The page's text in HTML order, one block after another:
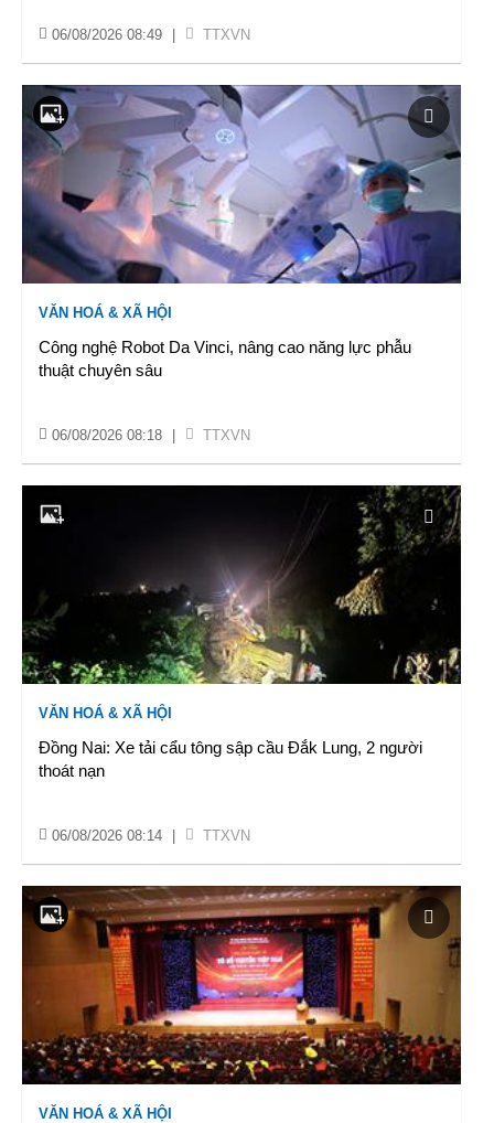
06/08/2026 08:49 TTXVN
VĂN HOÁ & XÃ HỘI
Công nghệ Robot Da Vinci, nâng cao năng lực phẫu
thuật chuyên sâu
06/08/2026 08:18 TTXVN
VĂN HOÁ & XÃ HỘI
Đồng Nai: Xe tải cẩu tông sập cầu Đắk Lung, 2 người
thoát nạn
06/08/2026 08:14 TTXVN
VĂN HOÁ & XÃ HỘI